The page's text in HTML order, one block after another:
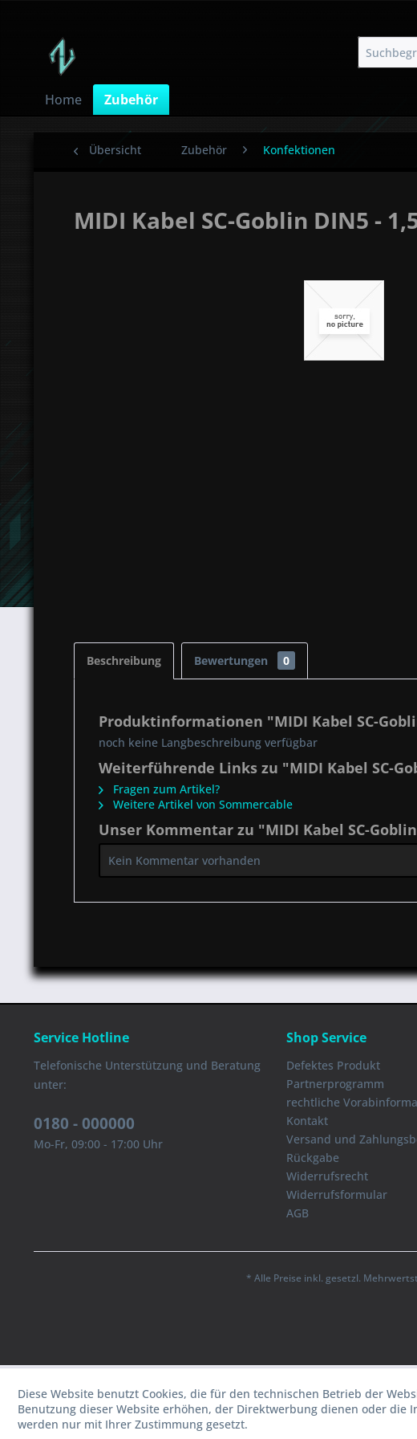
Home Zubehör
Übersicht Zubehör Konfektionen
MIDI Kabel SC-Goblin DIN5 -
Beschreibung Bewertungen 0
Produktinformationen "MIDI Kabel SC-
noch keine Langbeschreibung verfügbar
Weiterführende Links zu "MIDI Kabel SC-
Fragen zum Artikel?
Weitere Artikel von Sommercable
Unser Kommentar zu "MIDI Kabel SC-
Kein Kommentar vorhanden
Service Hotline
Telefonische Unterstützung und Beratung
unter:
0180 - 000000
Mo-Fr, 09:00 - 17:00 Uhr
Shop Service
Defektes Produkt
Partnerprogramm
rechtliche
Kontakt
Versand und
Rückgabe
Widerrufsrecht
Widerrufsformular
AGB
* Alle Preise inkl. gesetzl.
Diese Website benutzt Cookies, die für den technischen Betrieb der
Benutzung dieser Website erhöhen, der Direktwerbung dienen oder
werden nur mit Ihrer Zustimmung gesetzt.